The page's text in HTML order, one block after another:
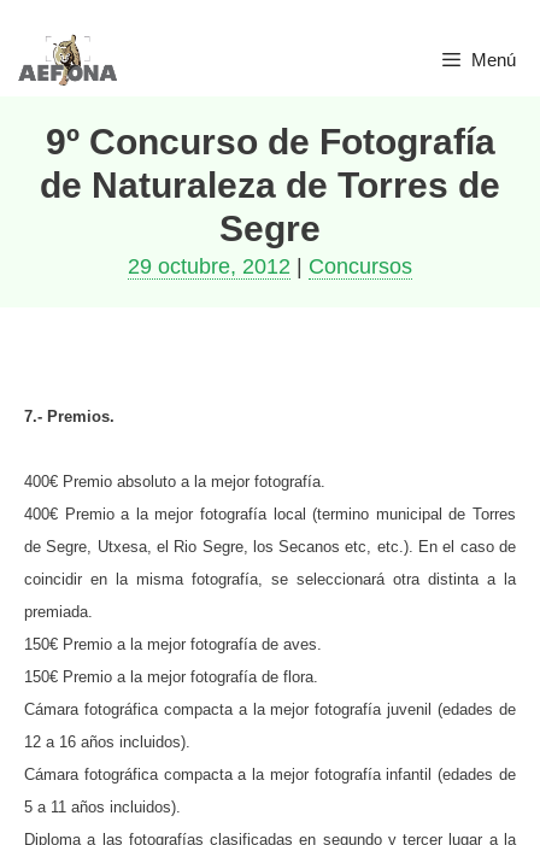
Saltar
Menú
9º Concurso de Fotografía
de Naturaleza de Torres de
Segre
29 octubre, 2012 Concursos
7.- Premios.
400€ Premio absoluto a la mejor fotografía.
400€ Premio a la mejor fotografía local (termino municipal de Torres
de Segre, Utxesa, el Rio Segre, los Secanos etc, etc.). En el caso de
coincidir en la misma fotografía, se seleccionará otra distinta a la
premiada.
150€ Premio a la mejor fotografía de aves.
150€ Premio a la mejor fotografía de flora.
Cámara fotográfica compacta a la mejor fotografía juvenil (edades de
12 a 16 años incluidos).
Cámara fotográfica compacta a la mejor fotografía infantil (edades de
5 a 11 años incluidos).
Diploma a las fotografías clasificadas en segundo y tercer lugar a la